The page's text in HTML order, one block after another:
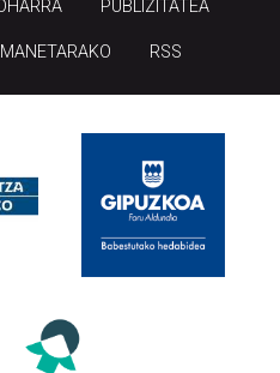
PUBLIZITATEA
RSS